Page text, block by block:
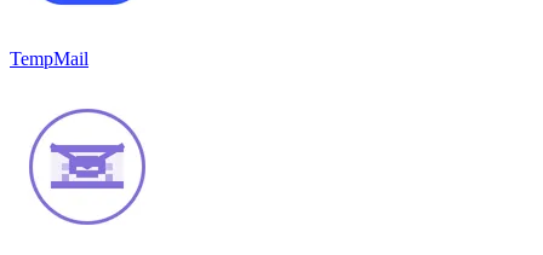
TempMail